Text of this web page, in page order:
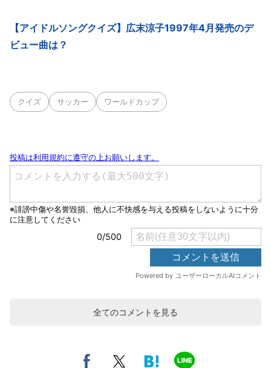
【アイドルソングクイズ】広末涼子1997年4月発売のデ
ビュー曲は？
クイズ サッカー ワールドカップ
全てのコメントを見る